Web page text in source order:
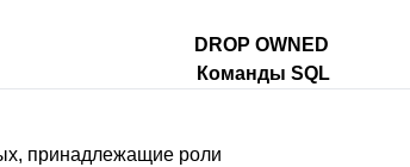
DROP OWNED
Команды SQL
принадлежащие роли